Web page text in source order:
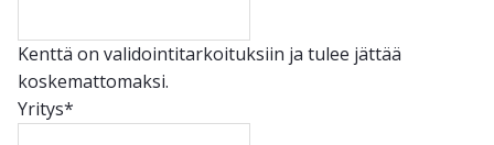
Kenttä on validointitarkoituksiin ja tulee jättää
koskemattomaksi.
Yritys*